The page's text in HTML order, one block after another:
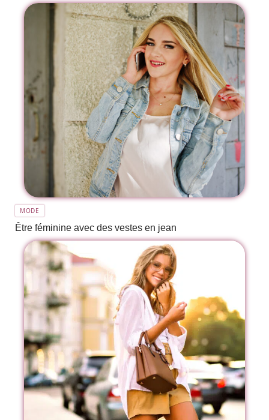
MODE
Être féminine avec des vestes en jean